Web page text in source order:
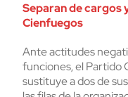
Separan de cargos
Cienfuegos
Ante actitudes
funciones, el Partido
sustituye a dos de